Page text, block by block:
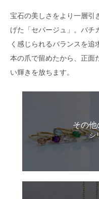
宝石の美しさをより一層引
げた「セパージュ」。バチ
く感じられるバランスを追
本の爪で留めたから、正面
い輝きを放ちます。
その
シ